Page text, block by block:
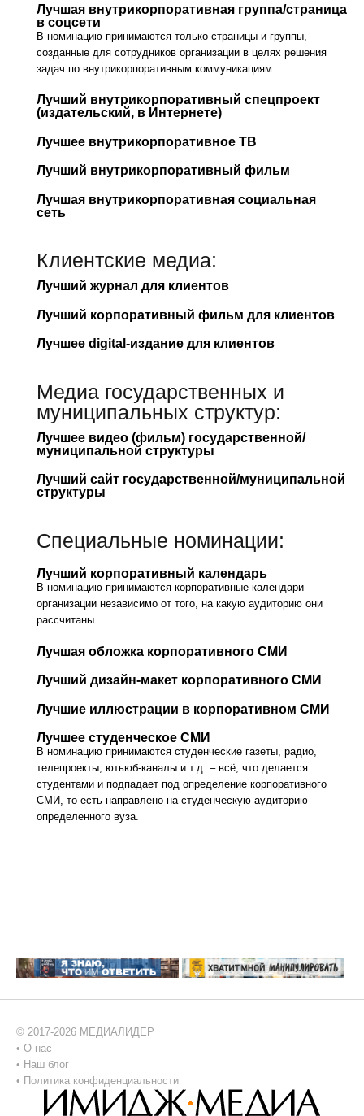
Лучшая внутрикорпоративная группа/cтраница
в соцсети
В номинацию принимаются только страницы и группы,
созданные для сотрудников организации в целях решения
задач по внутрикорпоративным коммуникациям.
Лучший внутрикорпоративный спецпроект
(издательский, в Интернете)
Лучшее внутрикорпоративное ТВ
Лучший внутрикорпоративный фильм
Лучшая внутрикорпоративная социальная
сеть
Клиентские медиа:
Лучший журнал для клиентов
Лучший корпоративный фильм для клиентов
Лучшее digital-издание для клиентов
Медиа государственных и
муниципальных структур:
Лучшее видео (фильм) государственной/
муниципальной структуры
Лучший сайт государственной/муниципальной
структуры
Специальные номинации:
Лучший корпоративный календарь
В номинацию принимаются корпоративные календари
организации независимо от того, на какую аудиторию они
рассчитаны.
Лучшая обложка корпоративного СМИ
Лучший дизайн-макет корпоративного СМИ
Лучшие иллюстрации в корпоративном СМИ
Лучшее студенческое СМИ
В номинацию принимаются студенческие газеты, радио,
телепроекты, ютьюб-каналы и т.д. – всё, что делается
студентами и подпадает под определение корпоративного
СМИ, то есть направлено на студенческую аудиторию
определенного вуза.
© 2017-2026 МЕДИАЛИДЕР
• О нас
• Наш блог
• Политика конфиденциальности